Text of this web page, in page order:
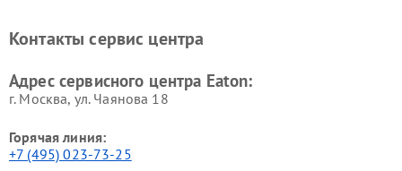
Контакты сервис центра
Адрес сервисного центра Eaton:
г. Москва, ул. Чаянова 18
Горячая линия:
+7 (495) 023-73-25